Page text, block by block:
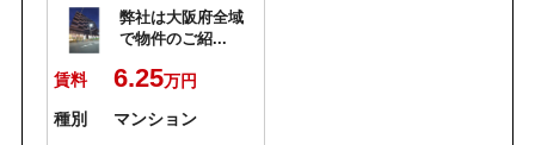
弊社は大阪府全域
で物件のご紹...
賃料 6.25万円
種別
マンション